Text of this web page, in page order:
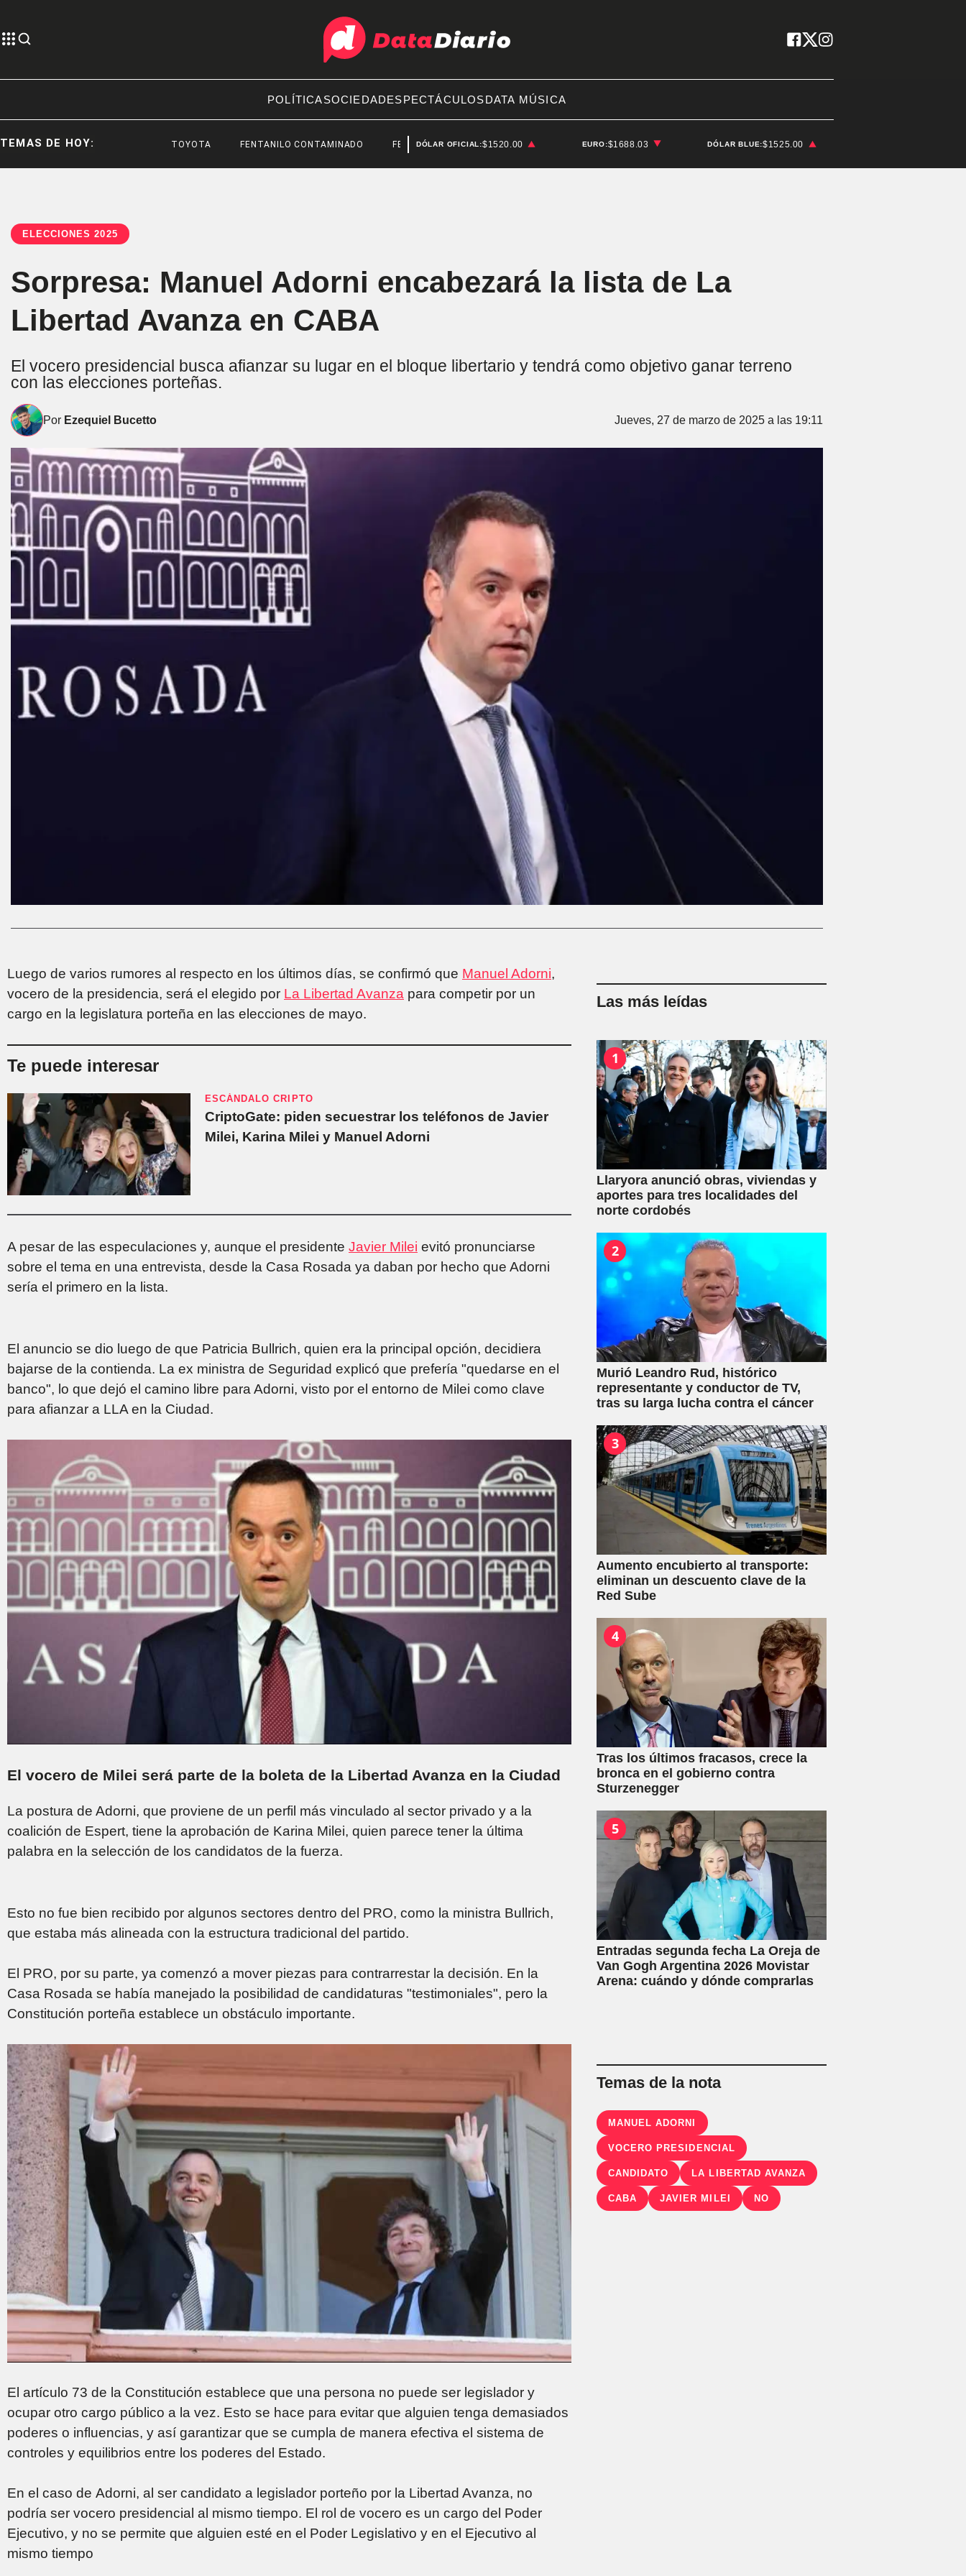
POLÍTICASOCIEDADESPECTÁCULOSDATA MÚSICA
TEMAS DE HOY: FENTANILO CONTAMINADO FEDERICO STURZENEGGER
DÓLAR OFICIAL:$1520.00 EURO:$1688.03 DÓLAR BLUE:$1525.00
ELECCIONES 2025
Sorpresa: Manuel Adorni encabezará la lista de La
Libertad Avanza en CABA
El vocero presidencial busca afianzar su lugar en el bloque libertario y tendrá como objetivo ganar terreno
con las elecciones porteñas.
Por Ezequiel Bucetto Jueves, 27 de marzo de 2025 a las 19:11
Luego de varios rumores al respecto en los últimos días, se confirmó que Manuel Adorni,
vocero de la presidencia, será el elegido por La Libertad Avanza para competir por un
cargo en la legislatura porteña en las elecciones de mayo.
Te puede interesar
ESCÁNDALO CRIPTO
CriptoGate: piden secuestrar los teléfonos de Javier
Milei, Karina Milei y Manuel Adorni
A pesar de las especulaciones y, aunque el presidente Javier Milei evitó pronunciarse
sobre el tema en una entrevista, desde la Casa Rosada ya daban por hecho que Adorni
sería el primero en la lista.
El anuncio se dio luego de que Patricia Bullrich, quien era la principal opción, decidiera
bajarse de la contienda. La ex ministra de Seguridad explicó que prefería "quedarse en el
banco", lo que dejó el camino libre para Adorni, visto por el entorno de Milei como clave
para afianzar a LLA en la Ciudad.
El vocero de Milei será parte de la boleta de la Libertad Avanza en la Ciudad
La postura de Adorni, que proviene de un perfil más vinculado al sector privado y a la
coalición de Espert, tiene la aprobación de Karina Milei, quien parece tener la última
palabra en la selección de los candidatos de la fuerza.
Esto no fue bien recibido por algunos sectores dentro del PRO, como la ministra Bullrich,
que estaba más alineada con la estructura tradicional del partido.
El PRO, por su parte, ya comenzó a mover piezas para contrarrestar la decisión. En la
Casa Rosada se había manejado la posibilidad de candidaturas "testimoniales", pero la
Constitución porteña establece un obstáculo importante.
El artículo 73 de la Constitución establece que una persona no puede ser legislador y
ocupar otro cargo público a la vez. Esto se hace para evitar que alguien tenga demasiados
poderes o influencias, y así garantizar que se cumpla de manera efectiva el sistema de
controles y equilibrios entre los poderes del Estado.
En el caso de Adorni, al ser candidato a legislador porteño por la Libertad Avanza, no
podría ser vocero presidencial al mismo tiempo. El rol de vocero es un cargo del Poder
Ejecutivo, y no se permite que alguien esté en el Poder Legislativo y en el Ejecutivo al
mismo tiempo
Las más leídas
1
Llaryora anunció obras, viviendas y
aportes para tres localidades del
norte cordobés
2
Murió Leandro Rud, histórico
representante y conductor de TV,
tras su larga lucha contra el cáncer
3
Aumento encubierto al transporte:
eliminan un descuento clave de la
Red Sube
4
Tras los últimos fracasos, crece la
bronca en el gobierno contra
Sturzenegger
5
Entradas segunda fecha La Oreja de
Van Gogh Argentina 2026 Movistar
Arena: cuándo y dónde comprarlas
Temas de la nota
MANUEL ADORNI
VOCERO PRESIDENCIAL
CANDIDATO LA LIBERTAD AVANZA
CABA JAVIER MILEI NO